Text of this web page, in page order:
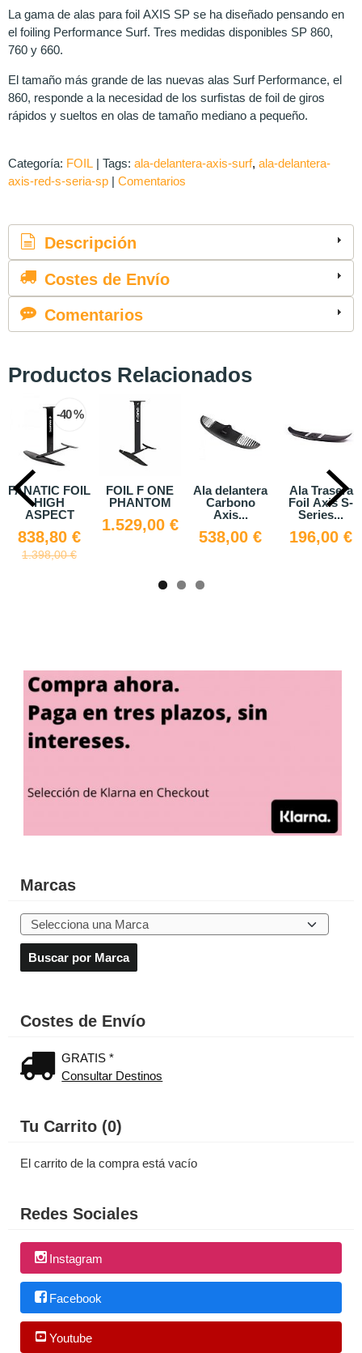
Marcas
Costes de Envío
GRATIS *
Consultar Destinos
Tu Carrito (0)
El carrito de la compra está vacío
Redes Sociales
Instagram
Facebook
Youtube
La gama de alas para foil AXIS SP se ha diseñado pensando en
el foiling Performance Surf. Tres medidas disponibles SP 860,
760 y 660.
El tamaño más grande de las nuevas alas Surf Performance, el
860, responde a la necesidad de los surfistas de foil de giros
rápidos y sueltos en olas de tamaño mediano a pequeño.
Categoría: FOIL | Tags: ala-delantera-axis-surf ala-delantera-
axis-red-s-seria-sp | Comentarios
Descripción
Costes de Envío
Comentarios
Productos Relacionados
-40 %
FANATIC FOIL
HIGH
ASPECT
838,80 €
1.398,00 €
FOIL F ONE
PHANTOM
1.529,00 €
Ala delantera
Carbono
Axis...
538,00 €
Ala Trasera
Foil Axis S-
Series...
196,00 €